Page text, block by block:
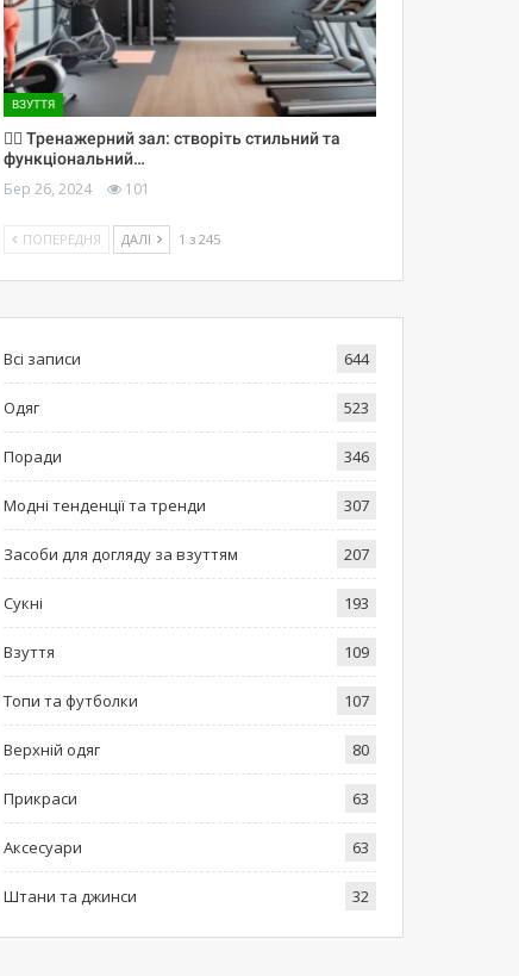
ВЗУТТЯ
🏋️‍♀️ Тренажерний зал: створіть стильний та
функціональний…
Бер 26, 2024 101
ПОПЕРЕДНЯ ДАЛІ 1 з 245
Всі записи 644
Одяг 523
Поради 346
Модні тенденції та тренди 307
Засоби для догляду за взуттям 207
Сукні 193
Взуття 109
Топи та футболки 107
Верхній одяг 80
Прикраси 63
Аксесуари 63
Штани та джинси 32